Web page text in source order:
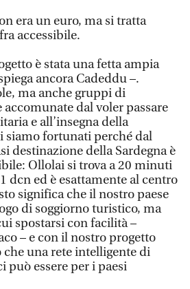
era un euro, ma si tratta
accessibile.
è stata una fetta ampia
ancora Cadeddu –.
ma anche gruppi di
dal voler passare
e all’insegna della
siamo fortunati perché dal
destinazione della Sardegna è
Ollolai si trova a 20 minuti
dcn ed è esattamente al centro
significa che il nostro paese
di soggiorno turistico, ma
spostarsi con facilità –
– e con il nostro progetto
una rete intelligente di
può essere per i paesi